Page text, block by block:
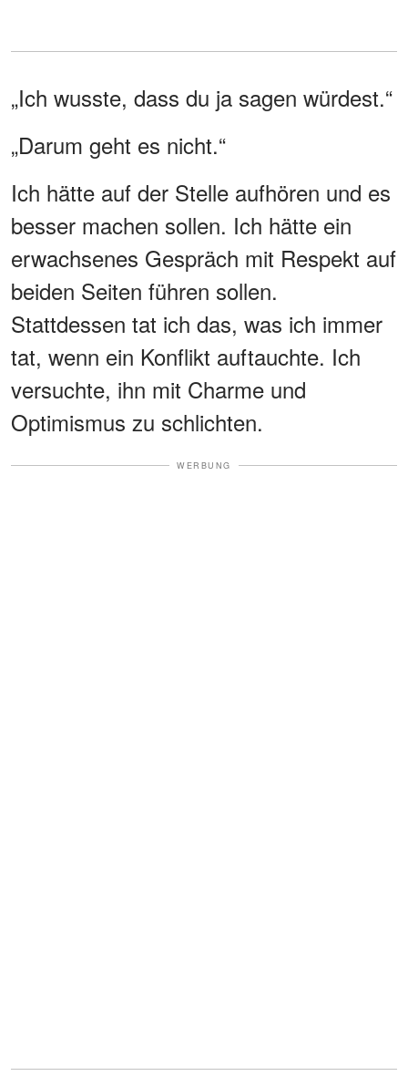
„Ich wusste, dass du ja sagen würdest.“
„Darum geht es nicht.“
Ich hätte auf der Stelle aufhören und es
besser machen sollen. Ich hätte ein
erwachsenes Gespräch mit Respekt auf
beiden Seiten führen sollen.
Stattdessen tat ich das, was ich immer
tat, wenn ein Konflikt auftauchte. Ich
versuchte, ihn mit Charme und
Optimismus zu schlichten.
WERBUNG